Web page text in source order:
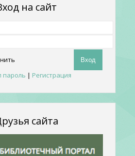
на сайт
пароль | Регистрация
сайта